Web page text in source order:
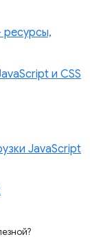
ресурсы,
и CSS
JavaScript